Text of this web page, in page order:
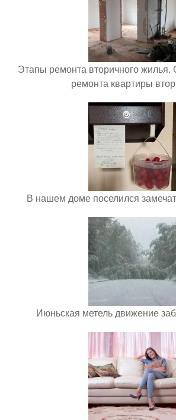
Этапы ремонта вторичного
ремонта квартиры
В нашем доме поселился
Июньская метель движение